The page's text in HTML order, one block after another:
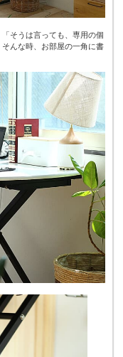
そうは言っても、専用の個
んな時、お部屋の一角に書